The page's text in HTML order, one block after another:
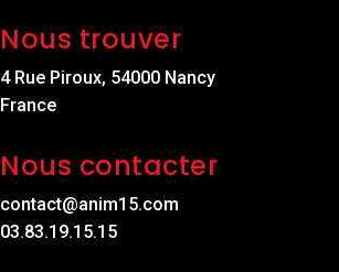
Nous trouver
4 Rue Piroux, 54000 Nancy
France
Nous contacter
contact@anim15.com
03.83.19.15.15